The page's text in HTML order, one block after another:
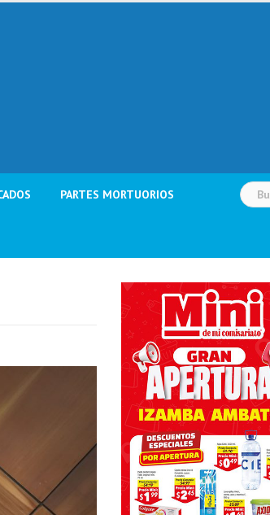
PARTES MORTUORIOS Buscar: